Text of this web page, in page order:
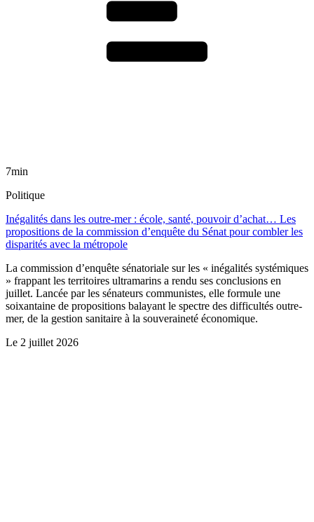
7min
Politique
Inégalités dans les outre-mer : école, santé, pouvoir d’achat… Les
propositions de la commission d’enquête du Sénat pour combler les
disparités avec la métropole
La commission d’enquête sénatoriale sur les « inégalités systémiques
» frappant les territoires ultramarins a rendu ses conclusions en
juillet. Lancée par les sénateurs communistes, elle formule une
soixantaine de propositions balayant le spectre des difficultés outre-
mer, de la gestion sanitaire à la souveraineté économique.
Le 2 juillet 2026